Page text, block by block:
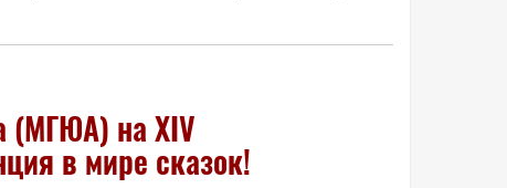
(МГЮА) на XIV
в мире сказок!